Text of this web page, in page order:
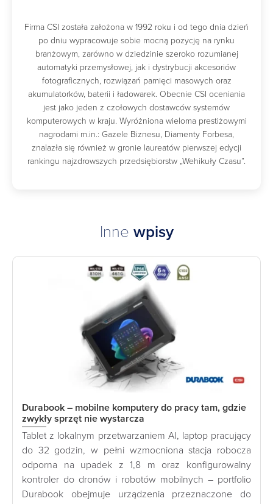
Firma CSI została założona w 1992 roku i od tego dnia dzień
po dniu wypracowuje sobie mocną pozycję na rynku
branżowym, zarówno w dziedzinie szeroko rozumianej
automatyki przemysłowej, jak i dystrybucji akcesoriów
fotograficznych, rozwiązań pamięci masowych oraz
akumulatorków, baterii i ładowarek. Obecnie CSI oceniania
jest jako jeden z czołowych dostawców systemów
komputerowych w kraju. Wyróżniona wieloma prestiżowymi
nagrodami m.in.: Gazele Biznesu, Diamenty Forbesa,
znalazła się również w gronie laureatów pierwszej edycji
rankingu najzdrowszych przedsiębiorstw „Wehikuły Czasu”.
Inne wpisy
Durabook – mobilne komputery do pracy tam, gdzie
zwykły sprzęt nie wystarcza
Tablet z lokalnym przetwarzaniem AI, laptop pracujący
do 32 godzin, w pełni wzmocniona stacja robocza
odporna na upadek z 1,8 m oraz konfigurowalny
kontroler do dronów i robotów mobilnych – portfolio
Durabook obejmuje urządzenia przeznaczone do